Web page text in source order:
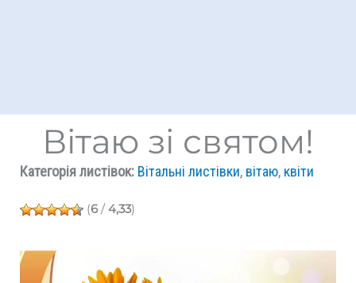
Вітаю зі святом!
Категорія листівок: Вітальні листівки, вітаю, квіти
(6/ 4,33)